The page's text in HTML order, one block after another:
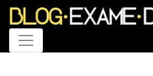
Menu